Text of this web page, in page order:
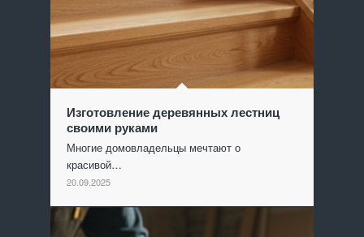
Изготовление деревянных лестниц
своими руками
Многие домовладельцы мечтают о
красивой…
20.09.2025